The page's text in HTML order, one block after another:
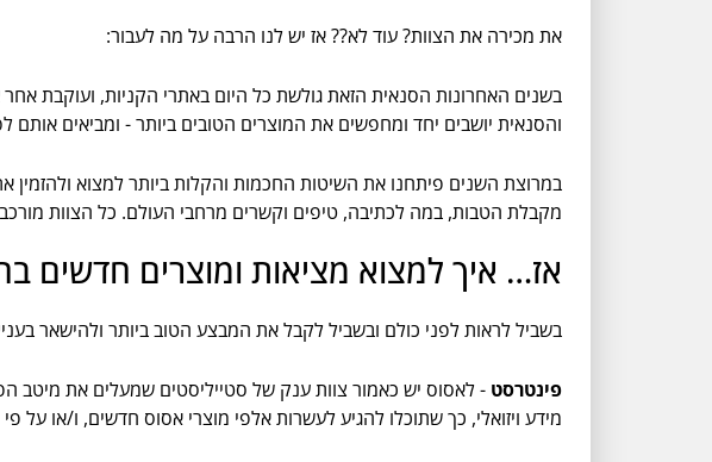
את מכירה את הצוות? עוד לא?? אז יש לנו הרבה על מה לעבור:
והסנאית יושבים יחד ומחפשים את המוצרים הטובים ביותר - ומביאים אותם
מקבלת הטבות, במה לכתיבה, טיפים וקשרים מרחבי העולם. כל הצוות מורכב
אז… איך למצוא מציאות ומוצרים חדשים
בשביל לראות לפני כולם ובשביל לקבל את המבצע הטוב ביותר ולהישאר
פינטרסט - לאסוס יש כאמור צוות ענק של סטייליסטים שמעלים את מיטב
מידע ויזואלי, כך שתוכלו להגיע לעשרות אלפי מוצרי אסוס חדשים, ו/או על